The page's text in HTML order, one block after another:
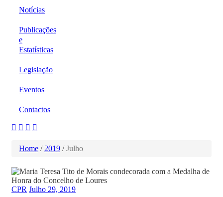
Notícias
Publicações
e
Estatísticas
Legislação
Eventos
Contactos
Home / 2019 /Julho
CPR Julho 29, 2019